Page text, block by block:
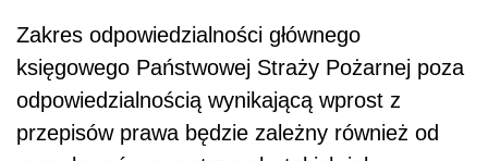
Zakres odpowiedzialności głównego
księgowego Państwowej Straży Pożarnej poza
odpowiedzialnością wynikającą wprost z
przepisów prawa będzie zależny również od